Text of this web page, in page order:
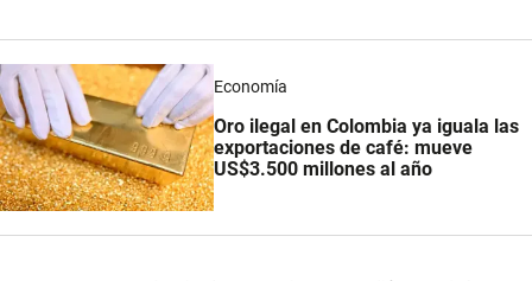
Economía
Oro ilegal en Colombia ya iguala las
exportaciones de café: mueve
US$3.500 millones al año